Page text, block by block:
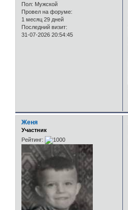
Пол: Мужской
Провел на форуме:
1 месяц 29 дней
Последний визит:
31-07-2026 20:54:45
Женя
Участник
Рейтинг: